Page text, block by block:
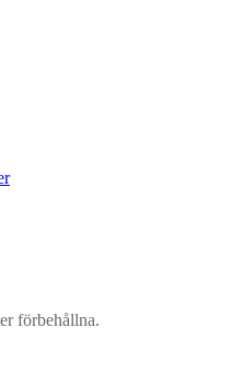
förbehållna.